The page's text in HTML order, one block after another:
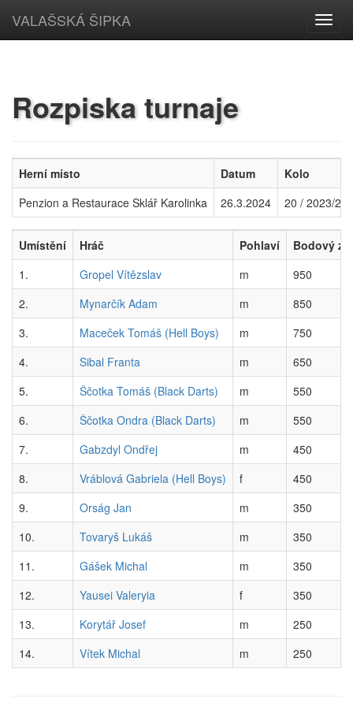
VALAŠSKÁ ŠIPKA
Rozpiska turnaje
Herní místo Datum
Kolo
Penzion a Restaurace Sklář Karolinka
26.3.2024 20 / 2023/
Umístění Hráč Pohlaví
Bodový
1.
Gropel Vítězslav m
950
2.
Mynarčík Adam m
850
3.
Maceček Tomáš (Hell Boys) m
750
4.
Sibal Franta m
650
5.
Ščotka Tomáš (Black Darts) m
550
6.
Ščotka Ondra (Black Darts) m
550
7.
Gabzdyl Ondřej m
450
8.
Vráblová Gabriela (Hell Boys) f
450
9.
Orság Jan m
350
10.
Tovaryš Lukáš m
350
11.
Gášek Michal m
350
12.
Yausei Valeryia f
350
13.
Korytář Josef m
250
14.
Vítek Michal m 250